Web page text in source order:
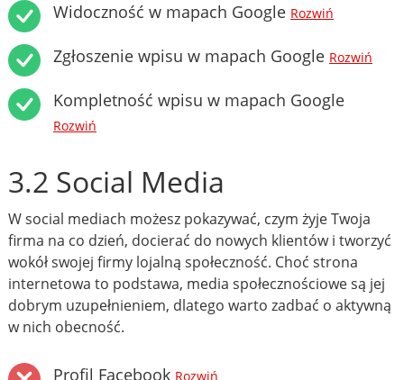
Widoczność w mapach Google Rozwiń
Zgłoszenie wpisu w mapach Google Rozwiń
Kompletność wpisu w mapach Google
Rozwiń
3.2 Social Media
W social mediach możesz pokazywać, czym żyje Twoja
firma na co dzień, docierać do nowych klientów i tworzyć
wokół swojej firmy lojalną społeczność. Choć strona
internetowa to podstawa, media społecznościowe są jej
dobrym uzupełnieniem, dlatego warto zadbać o aktywną
w nich obecność.
Profil Facebook